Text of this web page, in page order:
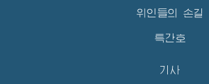
위인들의 손길
특간호
기사